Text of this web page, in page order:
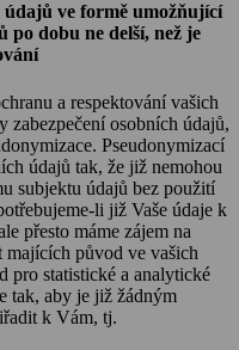
údajů ve formě umožňující
dobu ne delší, než je
a respektování vašich
zabezpečení osobních údajů,
Pseudonymizací
údajů tak, že již nemohou
subjektu údajů bez použití
li již Vaše údaje k
přesto máme zájem na
původ ve vašich
pro statistické a analytické
tak, aby je již žádným
k Vám, tj.